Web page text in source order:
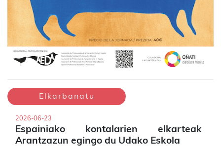
Elkarbanatu
2026-06-23
Espainiako kontalarien elkarteak
Arantzazun egingo du Udako Eskola